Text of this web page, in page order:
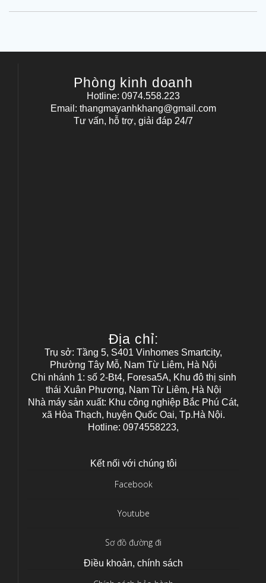
Phòng kinh doanh
Hotline: 0974.558.223
Email: thangmayanhkhang@gmail.com
Tư vấn, hỗ trợ, giải đáp 24/7
Địa chỉ:
Trụ sở: Tầng 5, S401 Vinhomes Smartcity,
Phường Tây Mỗ, Nam Từ Liêm, Hà Nội
Chi nhánh 1: số 2-Bt4, Foresa5A, Khu đô thị sinh
thái Xuân Phương, Nam Từ Liêm, Hà Nội
Nhà máy sản xuất: Khu công nghiệp Bắc Phú Cát,
xã Hòa Thạch, huyện Quốc Oai, Tp.Hà Nội.
Hotline: 0974558223,
Kết nối với chúng tôi
Facebook
Youtube
Sơ đồ đường đi
Điều khoản, chính sách